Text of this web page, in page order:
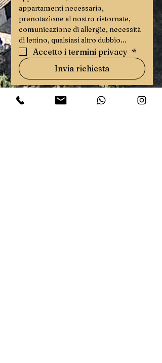
appartamenti necessario,
prenotazione al nostro ristornate,
comunicazione di allergie, necessità
di lettino, qualsiasi altro dubbio...
Accetto i termini privacy *
Invia richiesta